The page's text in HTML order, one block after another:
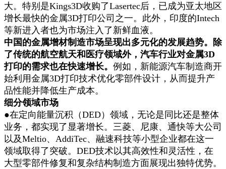
大。特别是Kings3D收购了Lasertec后，已成为亚太地区
增长最快的金属3D打印公司之一。此外，印度的Intech
等新进入者也为市场注入了新鲜血液。
中国的金属增材制造市场呈现出多元化的发展趋势。除
了传统的航空航天和医疗领域外，汽车行业对金属3D
打印的需求也在快速增长。 例如，新能源汽车制造商开
始利用金属3D打印技术优化零部件设计，从而提升产
品性能并降低生产成本。
细分领域市场
●在定向能量沉积（DED）领域，无论是同比还是整体
业务，都实现了显著增长。三菱、尼康、通快等大公司
以及Meltio、AddiTec、融速科技等小型企业都在这一
领域取得了突破。DED技术以其高效性和灵活性，在
大型零部件修复和复杂结构制造方面展现出独特优势。